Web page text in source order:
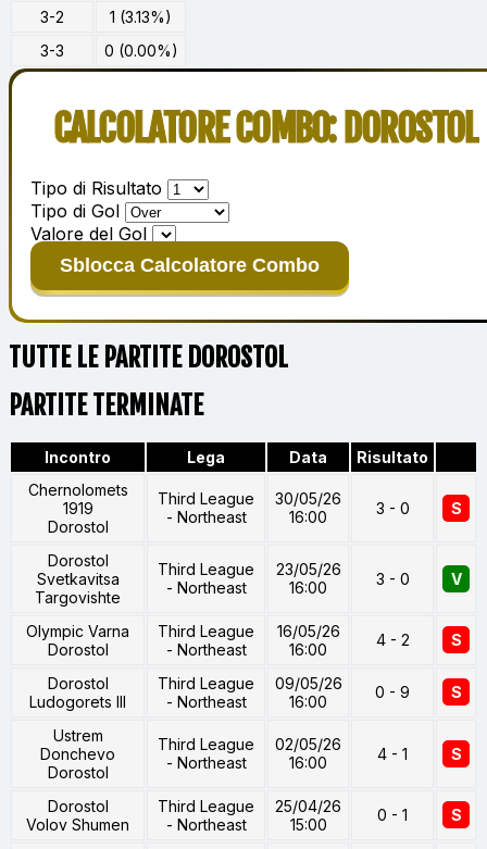
3-2
1 (3.13%)
3-3
0 (0.00%)
CALCOLATORE COMBO: DOROSTOL
Tipo di Risultato
Tipo di Gol
Valore del Gol
Sblocca Calcolatore Combo
TUTTE LE PARTITE DOROSTOL
PARTITE TERMINATE
Incontro Lega Data
Risultato
Chernolomets
1919
Dorostol
Third League
- Northeast
30/05/26
16:00
3 - 0 S
Dorostol
Svetkavitsa
Targovishte
Third League
- Northeast
23/05/26
16:00
3 - 0 V
Olympic Varna
Dorostol
Third League
- Northeast
16/05/26
16:00
4 - 2 S
Dorostol
Ludogorets III
Third League
- Northeast
09/05/26
16:00
0 - 9 S
Ustrem
Donchevo
Dorostol
Third League
- Northeast
02/05/26
16:00
4 - 1 S
Dorostol
Volov Shumen
Third League
- Northeast
25/04/26
15:00
0 - 1 S